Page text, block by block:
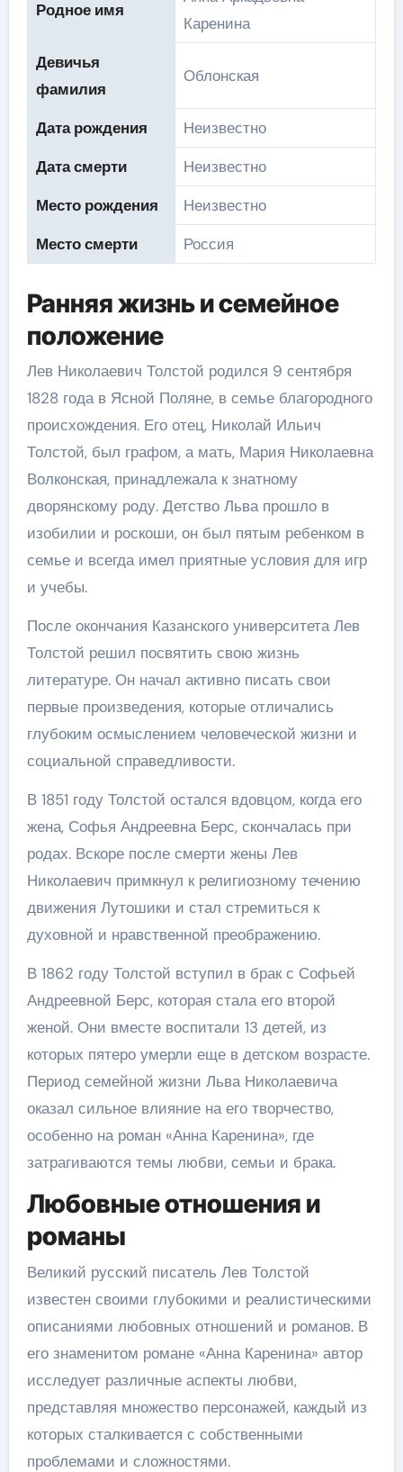
Родное имя
Каренина
Девичья
фамилия
Облонская
Дата рождения
Неизвестно
Дата смерти
Неизвестно
Место рождения
Неизвестно
Место смерти
Россия
Ранняя жизнь и семейное
положение
Лев Николаевич Толстой родился 9 сентября
1828 года в Ясной Поляне, в семье благородного
происхождения. Его отец, Николай Ильич
Толстой, был графом, а мать, Мария Николаевна
Волконская, принадлежала к знатному
дворянскому роду. Детство Льва прошло в
изобилии и роскоши, он был пятым ребенком в
семье и всегда имел приятные условия для игр
и учебы.
После окончания Казанского университета Лев
Толстой решил посвятить свою жизнь
литературе. Он начал активно писать свои
первые произведения, которые отличались
глубоким осмыслением человеческой жизни и
социальной справедливости.
В 1851 году Толстой остался вдовцом, когда его
жена, Софья Андреевна Берс, скончалась при
родах. Вскоре после смерти жены Лев
Николаевич примкнул к религиозному течению
движения Лутошики и стал стремиться к
духовной и нравственной преображению.
В 1862 году Толстой вступил в брак с Софьей
Андреевной Берс, которая стала его второй
женой. Они вместе воспитали 13 детей, из
которых пятеро умерли еще в детском возрасте.
Период семейной жизни Льва Николаевича
оказал сильное влияние на его творчество,
особенно на роман «Анна Каренина», где
затрагиваются темы любви, семьи и брака.
Любовные отношения и
романы
Великий русский писатель Лев Толстой
известен своими глубокими и реалистическими
описаниями любовных отношений и романов. В
его знаменитом романе «Анна Каренина» автор
исследует различные аспекты любви,
представляя множество персонажей, каждый из
которых сталкивается с собственными
проблемами и сложностями.